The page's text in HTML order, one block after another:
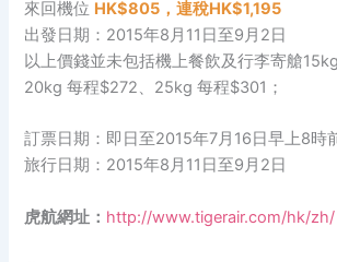
來回機位 HK$805，連稅HK$1,195
出發日期：2015年8月11日至9月2日
以上價錢並未包括機上餐飲及行李寄艙
20kg 每程$272、25kg 每程$301；
訂票日期：即日至2015年7月16日早上8時
旅行日期：2015年8月11日至9月2日
虎航網址： http://www.tigerair.com/hk/zh/